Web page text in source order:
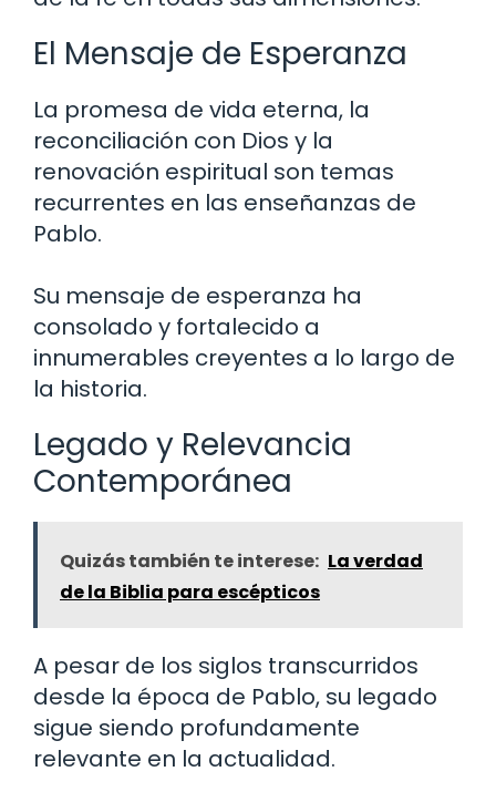
El Mensaje de Esperanza
La promesa de vida eterna, la
reconciliación con Dios y la
renovación espiritual son temas
recurrentes en las enseñanzas de
Pablo.
Su mensaje de esperanza ha
consolado y fortalecido a
innumerables creyentes a lo largo de
la historia.
Legado y Relevancia
Contemporánea
Quizás también te interese: La verdad
de la Biblia para escépticos
A pesar de los siglos transcurridos
desde la época de Pablo, su legado
sigue siendo profundamente
relevante en la actualidad.